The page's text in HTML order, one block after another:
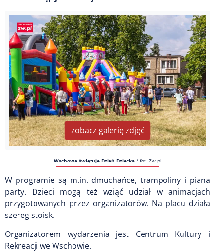
zobacz galerię zdjęć
Wschowa świętuje Dzień Dziecka/ fot. Zw.pl
W programie są m.in. dmuchańce, trampoliny i piana
party. Dzieci mogą też wziąć udział w animacjach
przygotowanych przez organizatorów. Na placu działa
szereg stoisk.
Organizatorem wydarzenia jest Centrum Kultury i
Rekreacji we Wschowie.